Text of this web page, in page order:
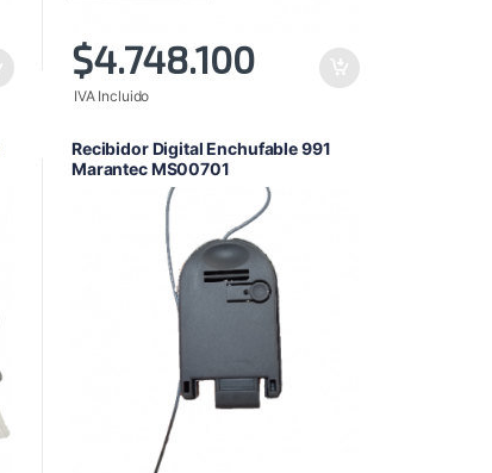
$4.748.100
IVA Incluido
Recibidor Digital Enchufable 991
Marantec MS00701